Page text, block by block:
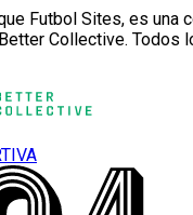
Futbol Sites, es una
Collective. Todos